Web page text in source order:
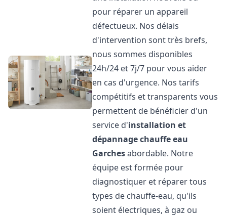
pour réparer un appareil
défectueux. Nos délais
d'intervention sont très brefs,
nous sommes disponibles
24h/24 et 7j/7 pour vous aider
en cas d'urgence. Nos tarifs
compétitifs et transparents vous
permettent de bénéficier d'un
service d'installation et
dépannage chauffe eau
Garchesabordable. Notre
équipe est formée pour
diagnostiquer et réparer tous
types de chauffe-eau, qu'ils
soient électriques, à gaz ou